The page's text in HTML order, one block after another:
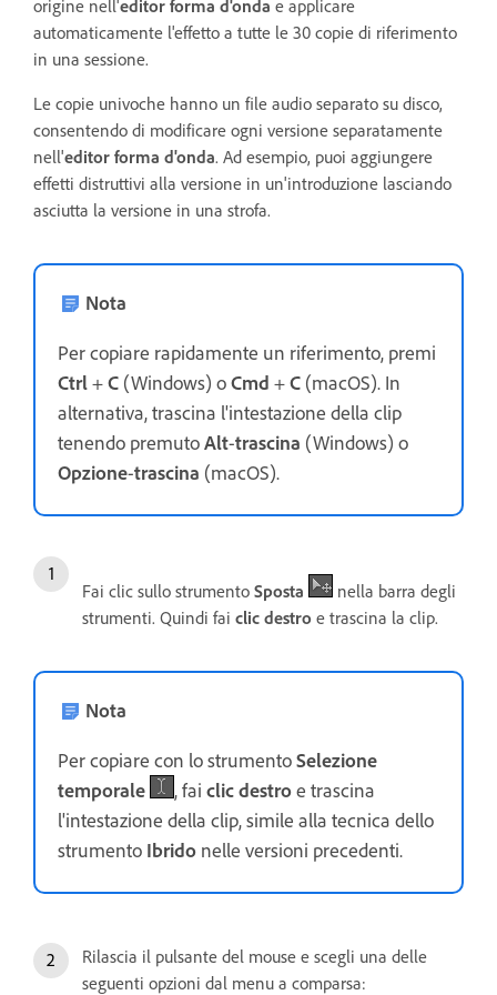
origine nell'editor forma d'onda e applicare
automaticamente l'effetto a tutte le 30 copie di riferimento
in una sessione.
Le copie univoche hanno un file audio separato su disco,
consentendo di modificare ogni versione separatamente
nell'editor forma d'onda. Ad esempio, puoi aggiungere
effetti distruttivi alla versione in un'introduzione lasciando
asciutta la versione in una strofa.
Nota
Per copiare rapidamente un riferimento, premi
Ctrl+C (Windows) oCmd +C (macOS). In
alternativa, trascina l'intestazione della clip
tenendo premutoAlt-trascina (Windows) o
Opzione-trascina (macOS).
Fai clic sullo strumento Sposta
nella barra degli
strumenti. Quindi fai clic destro e trascina la clip.
Nota
Per copiare con lo strumentoSelezione
temporale
, fai clic destroe trascina
l'intestazione della clip, simile alla tecnica dello
strumento Ibrido nelle versioni precedenti.
Rilascia il pulsante del mouse e scegli una delle
seguenti opzioni dal menu a comparsa: